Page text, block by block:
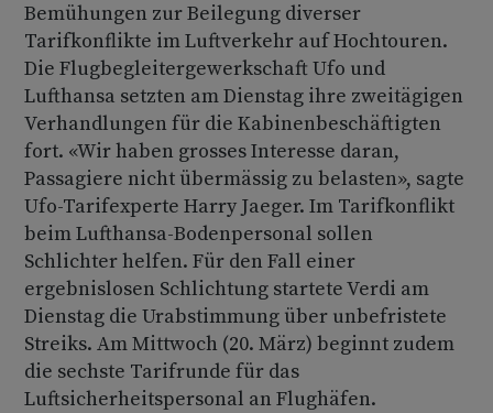
Bemühungen zur Beilegung diverser
Tarifkonflikte im Luftverkehr auf Hochtouren.
Die Flugbegleitergewerkschaft Ufo und
Lufthansa setzten am Dienstag ihre zweitägigen
Verhandlungen für die Kabinenbeschäftigten
fort. «Wir haben grosses Interesse daran,
Passagiere nicht übermässig zu belasten», sagte
Ufo-Tarifexperte Harry Jaeger. Im Tarifkonflikt
beim Lufthansa-Bodenpersonal sollen
Schlichter helfen. Für den Fall einer
ergebnislosen Schlichtung startete Verdi am
Dienstag die Urabstimmung über unbefristete
Streiks. Am Mittwoch (20. März) beginnt zudem
die sechste Tarifrunde für das
Luftsicherheitspersonal an Flughäfen.